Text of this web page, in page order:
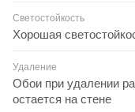
Светостойкость
Хорошая
Удаление
Обои при удалении
остается на стене